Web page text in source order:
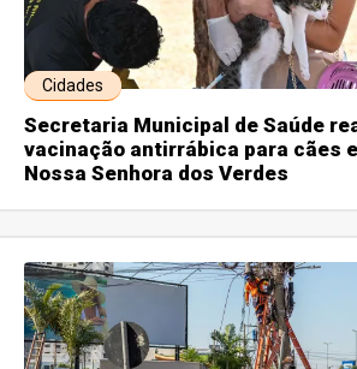
Cidades
Secretaria Municipal de Saúde
vacinação antirrábica para cães
Nossa Senhora dos Verdes